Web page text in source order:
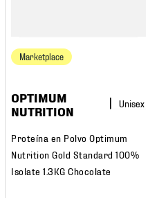
Marketplace
OPTIMUM
NUTRITION
Proteína en Polvo Optimum
Nutrition Gold Standard 100%
Isolate 1.3KG Chocolate